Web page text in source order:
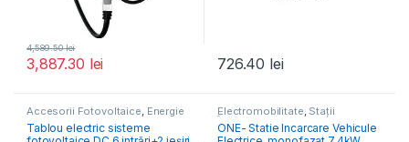
3,887.30 lei
4,589.50lei
726.40 lei
Accesorii Fotovoltaice, Energie
Alternativa
Tablou electric sisteme
Electromobilitate, Stații
Încărcare Vehicule Electrice
ONE- Statie Incarcare Vehicule